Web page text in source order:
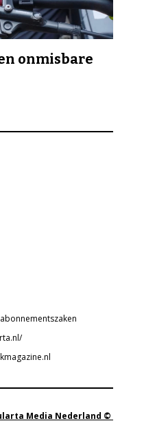
onmisbare
Media Nederland ©